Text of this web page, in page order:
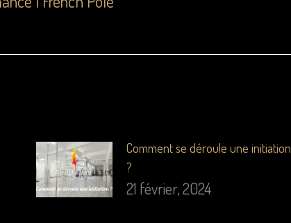
Comment se déroule une initiation
?
21 février, 2024